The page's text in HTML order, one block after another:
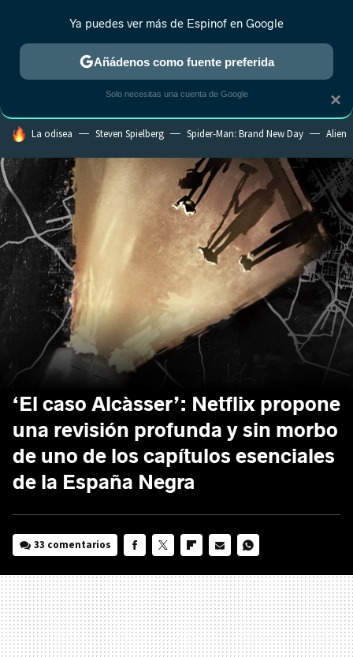
ESTRENOS REALITY ANIME RANKINGS CINE
HOY SE HABLA DE
La odisea Steven Spielberg Spider-Man: Brand New Day Alien
‘El caso Alcàsser’: Netflix propone
una revisión profunda y sin morbo
de uno de los capítulos esenciales
de la España Negra
33 comentarios
MAIL
×
Ya puedes ver más de Espinof en Google
Añádenos como fuente preferida
Solo necesitas una cuenta de Google